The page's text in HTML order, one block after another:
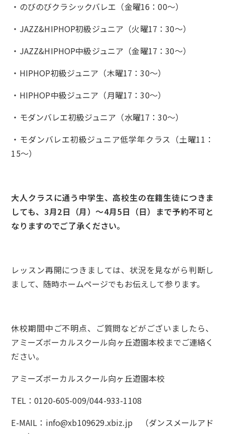
・のびのびクラシックバレエ（金曜16：00～）
・JAZZ&HIPHOP初級ジュニア（火曜17：30～）
・JAZZ&HIPHOP中級ジュニア（金曜17：30～）
・HIPHOP初級ジュニア（木曜17：30～）
・HIPHOP中級ジュニア（月曜17：30～）
・モダンバレエ初級ジュニア（水曜17：30～）
・モダンバレエ初級ジュニア低学年クラス（土曜11：
15～）
大人クラスに通う中学生、高校生の在籍生徒につきま
しても、3月2日（月）～4月5日（日）まで予約不可と
なりますのでご了承ください。
レッスン再開につきましては、状況を見ながら判断し
まして、随時ホームページでもお伝えして参ります。
休校期間中ご不明点、ご質問などがございましたら、
アミーズボーカルスクール向ヶ丘遊園本校までご連絡く
ださい。
アミーズボーカルスクール向ヶ丘遊園本校
TEL：0120-605-009/044-933-1108
E-MAIL：info@xb109629.xbiz.jp （ダンスメールアド